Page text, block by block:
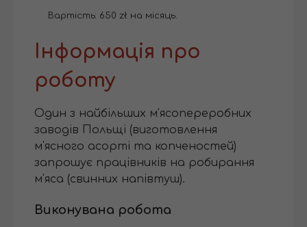
Вартість: 650 zł на місяць.
Інформація про
роботу
Один з найбільших м'ясопереробних
заводів Польщі (виготовлення
м'ясного асорті та копченостей)
запрошує працівників на робирання
м'яса (свинних напівтуш).
Виконувана робота